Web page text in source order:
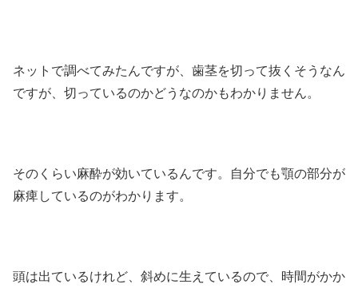
ネットで調べてみたんですが、歯茎を切って抜くそうなん
ですが、切っているのかどうなのかもわかりません。
そのくらい麻酔が効いているんです。自分でも顎の部分が
麻痺しているのがわかります。
頭は出ているけれど、斜めに生えているので、時間がかか